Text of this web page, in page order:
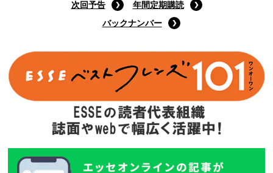
次回予告
年間定期購読
バックナンバー